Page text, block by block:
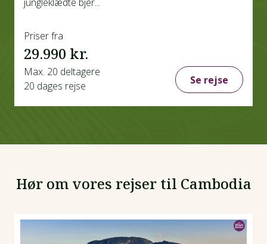
Priser fra
29.990 kr.
Max. 20 deltagere
20 dages rejse
Se rejse
Hør om vores rejser til Cambodia